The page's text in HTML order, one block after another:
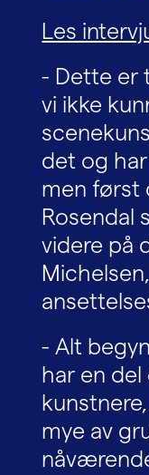
Les
- Dette er
vi ikke
det og
men først
Rosendal
videre på
- Alt
har en
mye av